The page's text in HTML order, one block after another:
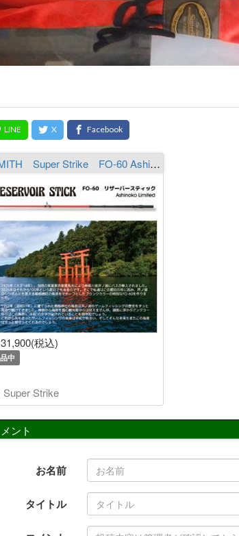
SMITH Super Strike FO-60 Ashinoko Limited（グリップレス）
31,900(税込)
中
Super Strike
ント
お名前
タイトル